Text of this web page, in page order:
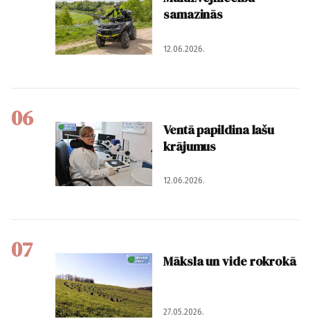
samazinās
12.06.2026.
06
Ventā papildina lašu
krājumus
12.06.2026.
07 Māksla un vide rokrokā
27.05.2026.